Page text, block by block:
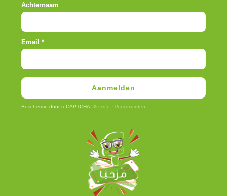
Achternaam
Email *
Aanmelden
Beschermd door reCAPTCHA. Privacy · Voorwaarden